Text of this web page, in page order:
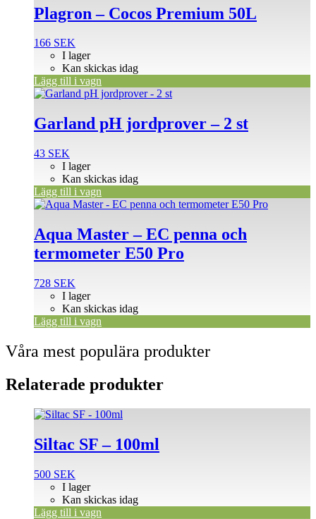
Plagron – Cocos Premium 50L
166 SEK
I lager
Kan skickas idag
Lägg till i vagn
Garland pH jordprover – 2 st
43 SEK
I lager
Kan skickas idag
Lägg till i vagn
Aqua Master – EC penna och
termometer E50 Pro
728 SEK
I lager
Kan skickas idag
Lägg till i vagn
Våra mest populära produkter
Relaterade produkter
Siltac SF – 100ml
500 SEK
I lager
Kan skickas idag
Lägg till i vagn